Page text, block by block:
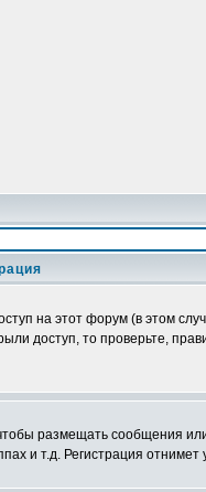
на этот форум (в этом
доступ, то проверьте,
размещать сообщения
и т.д. Регистрация отнимет